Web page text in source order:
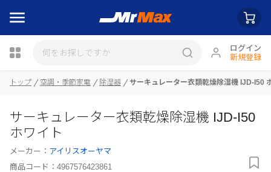
ログイン
新規登録
トップ 空調・季節家電 除湿器 サーキュレーター衣類乾燥除湿機 IJD-I50
サーキュレーター衣類乾燥除湿機 IJD-I50
ホワイト
メーカー： アイリスオーヤマ
商品コード： 4967576423861